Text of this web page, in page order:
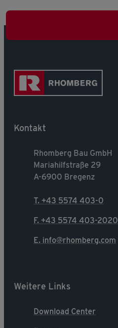
Kontakt
Rhomberg Bau GmbH
Mariahilfstraße 29
A-6900 Bregenz
T. +43 5574 403-0
F. +43 5574 403-2020
E. info@rhomberg.com
Weitere Links
Download Center